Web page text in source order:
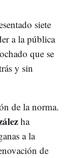
siete
a la pública
que se
y sin
de la norma.
ha
a la
de